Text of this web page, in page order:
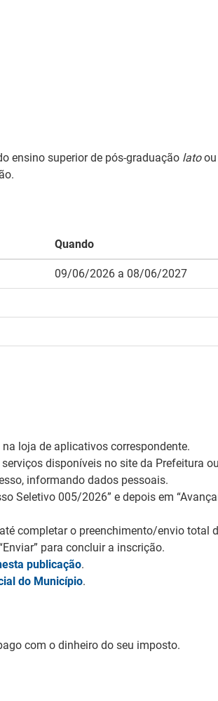
ensino superior de pós-graduação latoou
Quando
09/06/2026 a 08/06/2027
loja de aplicativos correspondente.
disponíveis no site da Prefeitura
informando dados pessoais.
Seletivo 005/2026” e depois em
completar o preenchimento/envio total
para concluir a inscrição.
publicação.
do Município.
com o dinheiro do seu imposto.